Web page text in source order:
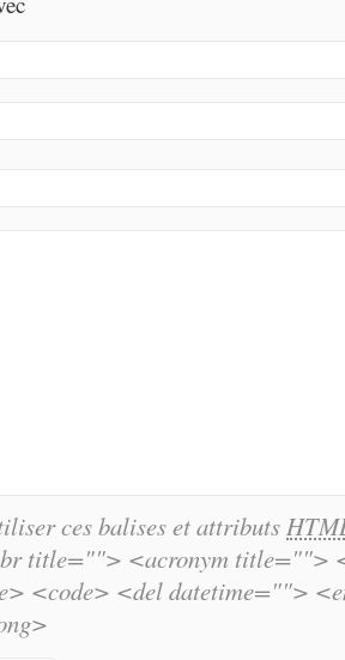
ces balises et attributs
title=""> <acronym title="">
<code> <del datetime="">